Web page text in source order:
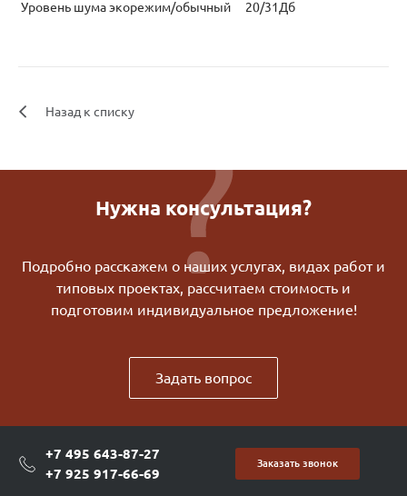
Уровень шума экорежим/обычный
20/31Дб
Назад к списку
Нужна консультация?
Подробно расскажем о наших услугах, видах работ и
типовых проектах, рассчитаем стоимость и
подготовим индивидуальное предложение!
Задать вопрос
+7 495 643-87-27
+7 925 917-66-69
Заказать звонок